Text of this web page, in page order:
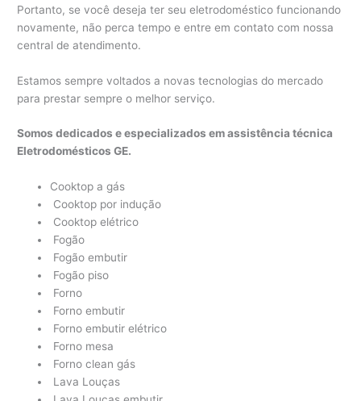
Portanto, se você deseja ter seu eletrodoméstico funcionando
novamente, não perca tempo e entre em contato com nossa
central de atendimento.
Estamos sempre voltados a novas tecnologias do mercado
para prestar sempre o melhor serviço.
Somos dedicados e especializados em assistência técnica
Eletrodomésticos GE.
Cooktop a gás
Cooktop por indução
Cooktop elétrico
Fogão
Fogão embutir
Fogão piso
Forno
Forno embutir
Forno embutir elétrico
Forno mesa
Forno clean gás
Lava Louças